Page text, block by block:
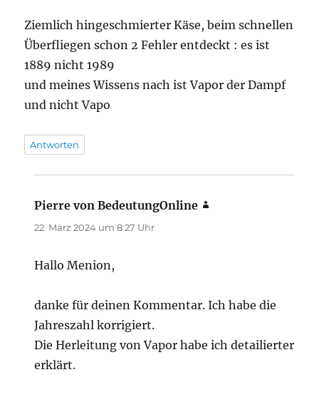
Ziemlich hingeschmierter Käse, beim schnellen
Überfliegen schon 2 Fehler entdeckt : es ist
1889 nicht 1989
und meines Wissens nach ist Vapor der Dampf
und nicht Vapo
Antworten
Pierre von BedeutungOnline
22. März 2024 um 8:27 Uhr
Hallo Menion,
danke für deinen Kommentar. Ich habe die
Jahreszahl korrigiert.
Die Herleitung von Vapor habe ich detailierter
erklärt.